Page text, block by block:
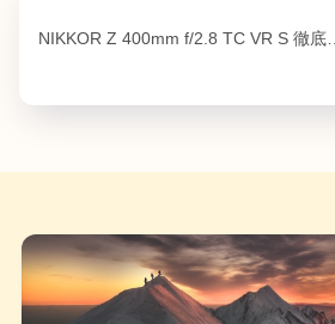
NIKKOR Z 400mm f/2.8 TC VR S 徹底…